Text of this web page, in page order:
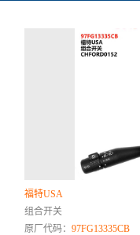
福特USA
组合开关
原厂代码：97FG13335CB